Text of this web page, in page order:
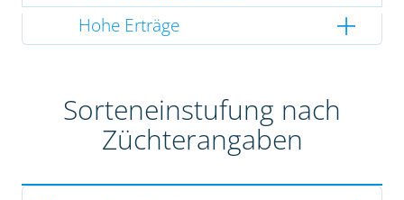
Hohe Erträge
Sorteneinstufung nach
Züchterangaben